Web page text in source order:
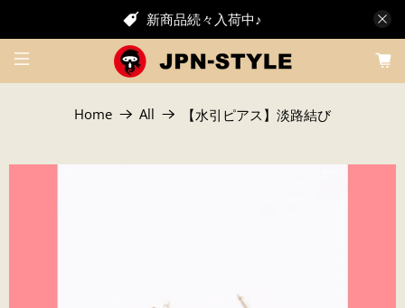
新商品続々入荷中♪
Home All 【水引ピアス】淡路結び